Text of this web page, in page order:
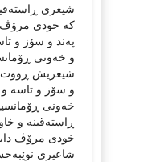
شیعری
كە خودی مرۆڤ
پەند و سۆز و
و خەونی
شیعریش ڕووت
و سۆز و تاسە
خەونی
ڕاستەقینە و
خودی مرۆڤ
شاعیری